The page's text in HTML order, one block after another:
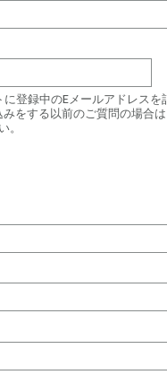
登録中のEメールアドレスを
をする以前のご質問の場合
。